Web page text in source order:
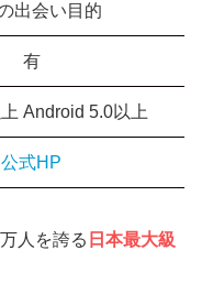
出会い目的
有
Android 5.0以上
公式HP
人を誇る 日本最大級